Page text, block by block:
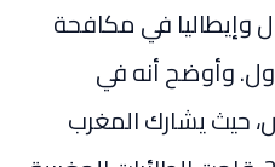
وإيطاليا في مكافحة
وأوضح أنه في
حيث يشارك المغرب